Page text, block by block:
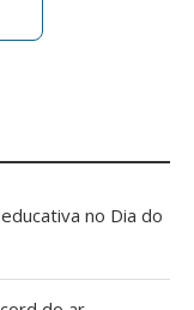
no Dia do